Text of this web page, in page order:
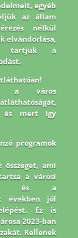
egyéb
az állam
nélkül
elvándorlása,
tartjuk a
a város
és mert így
programok
ami
a városi
és a
években jól
Ez is
2023-ban
Kellenek